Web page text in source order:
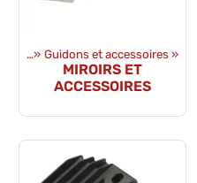
‪» Guidons et accessoires ‪»
MIROIRS ET
ACCESSOIRES
détachées ‪» Sähkövaraosat ‪»